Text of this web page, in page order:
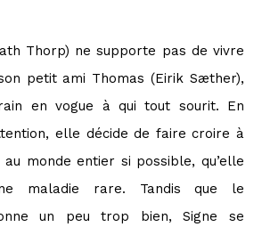
petit ami Thomas (Eirik Sæther),
en vogue à qui tout sourit. En
elle décide de faire croire à
monde entier si possible, qu’elle
maladie rare. Tandis que le
un peu trop bien, Signe se